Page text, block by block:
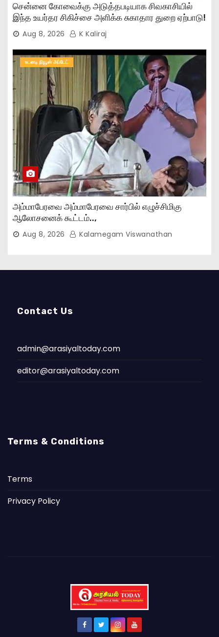
சென்னை கோவைக்கு அடுத்தபடியாக சிவகாசியில்
இந்த உயர்தர சிகிச்சை அளிக்க சுகாதார துறை ஏற்பாடு!
Aug 8, 2026 K Kaliraj
உடனடி நியூஸ் அப்டேட்
அம்மாபேரவை அம்மாபேரவை சார்பில் எழுச்சிமிகு
ஆலோசனைக் கூட்டம்..,
Aug 8, 2026 Kalamegam Viswanathan
Contact Us
admin@arasiyaltoday.com
editor@arasiyaltoday.com
Terms & Conditions
Terms
Privacy Policy